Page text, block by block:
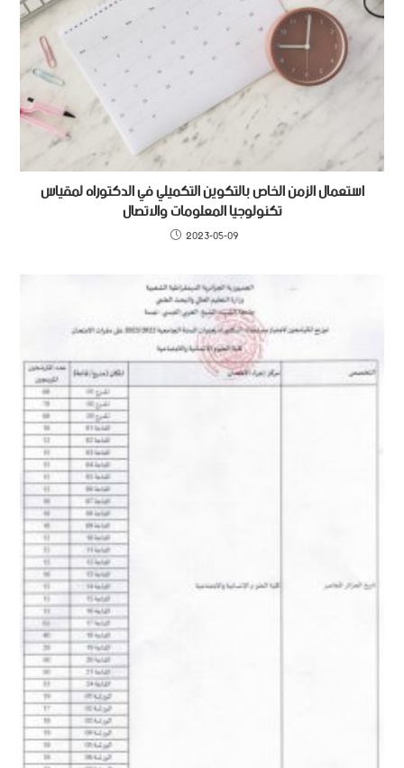
استعمال الزمن الخاص بالتكوين التكميلي في الدكتوراه لمقياس
تكنولوجيا المعلومات والاتصال
2023-05-09